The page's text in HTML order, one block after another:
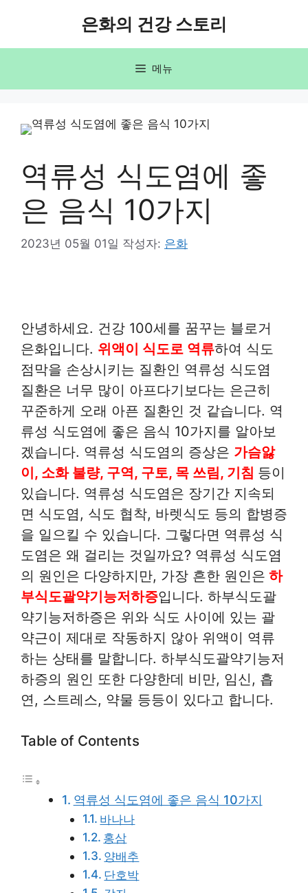
너
은화의 건강 스토리
메뉴
역류성 식도염에 좋
은 음식 10가지
2023년 05월 01일 작성자: 은화
안녕하세요. 건강 100세를 꿈꾸는 블로거
은화입니다. 위액이 식도로 역류하여 식도
점막을 손상시키는 질환인 역류성 식도염
질환은 너무 많이 아프다기보다는 은근히
꾸준하게 오래 아픈 질환인 것 같습니다. 역
류성 식도염에 좋은 음식 10가지를 알아보
겠습니다. 역류성 식도염의 증상은 가슴앓
이, 소화 불량, 구역, 구토, 목 쓰림, 기침 등이
있습니다. 역류성 식도염은 장기간 지속되
면 식도염, 식도 협착, 바렛식도 등의 합병증
을 일으킬 수 있습니다. 그렇다면 역류성 식
도염은 왜 걸리는 것일까요? 역류성 식도염
의 원인은 다양하지만, 가장 흔한 원인은 하
부식도괄약기능저하증입니다. 하부식도괄
약기능저하증은 위와 식도 사이에 있는 괄
약근이 제대로 작동하지 않아 위액이 역류
하는 상태를 말합니다. 하부식도괄약기능저
하증의 원인 또한 다양한데 비만, 임신, 흡
연, 스트레스, 약물 등등이 있다고 합니다.
Table of Contents
역류성 식도염에 좋은 음식 10가지
바나나
홍삼
양배추
단호박